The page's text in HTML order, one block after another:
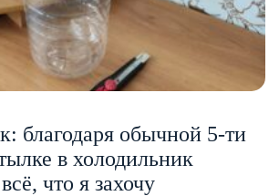
благодаря обычной 5-ти
в холодильник
что я захочу